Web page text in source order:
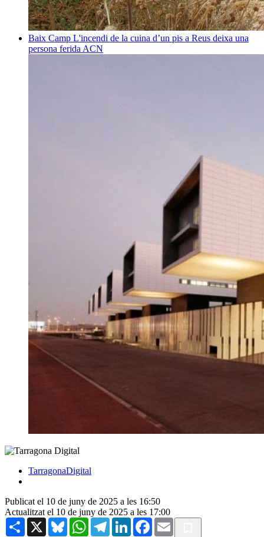
Baix Camp L'incendi de la cuina d’un pis a Reus deixa una
persona ferida ACN
TarragonaDigital
Publicat el 10 de juny de 2025 a les 16:50
Actualitzat el 10 de juny de 2025 a les 17:00
Share X BlueskyWhatsAppTelegramLinkedInFacebook
Email